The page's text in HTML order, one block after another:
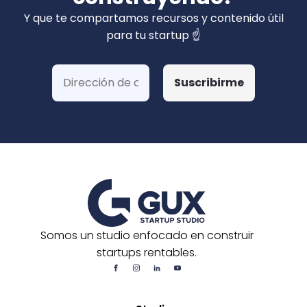
privados). Hemos ganado más de 15 fondos
de Corfo y 3 Startups Chile, además de otras
postulaciones o convocatorias.
Y que te compartamos recursos y contenido útil
para tu startup ☝️
Somos un studio enfocado en construir
startups rentables.